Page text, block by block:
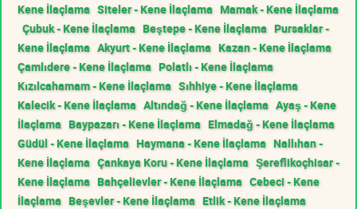
Kene İlaçlama Siteler - Kene İlaçlama Mamak - Kene İlaçlama
Çubuk - Kene İlaçlama Beştepe - Kene İlaçlama Pursaklar -
Kene İlaçlama Akyurt - Kene İlaçlama Kazan - Kene İlaçlama
Çamlıdere - Kene İlaçlama Polatlı - Kene İlaçlama
Kızılcahamam - Kene İlaçlama Sıhhiye - Kene İlaçlama
Kalecik - Kene İlaçlama Altındağ - Kene İlaçlama Ayaş - Kene
İlaçlama Baypazarı - Kene İlaçlama Elmadağ - Kene İlaçlama
Güdül - Kene İlaçlama Haymana - Kene İlaçlama Nallıhan -
Kene İlaçlama Çankaya Koru - Kene İlaçlama Şereflikoçhisar -
Kene İlaçlama Bahçelievler - Kene İlaçlama Cebeci - Kene
İlaçlama Beşevler - Kene İlaçlama Etlik - Kene İlaçlama